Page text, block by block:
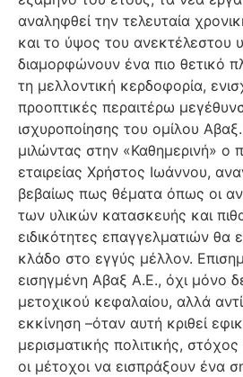
αναληφθεί την τελευταία
και το ύψος του ανεκτέλεστου
διαμορφώνουν ένα πιο θετικό
τη μελλοντική κερδοφορία,
προοπτικές περαιτέρω
ισχυροποίησης του ομίλου
μιλώντας στην «Καθημερινή» ο
εταιρείας Χρήστος Ιωάννου,
βεβαίως πως θέματα όπως οι
των υλικών κατασκευής και
ειδικότητες επαγγελματιών θα
κλάδο στο εγγύς μέλλον.
εισηγμένη Αβαξ Α.Ε., όχι μόνο
μετοχικού κεφαλαίου, αλλά
εκκίνηση –όταν αυτή κριθεί
μερισματικής πολιτικής,
οι μέτοχοι να εισπράξουν ένα